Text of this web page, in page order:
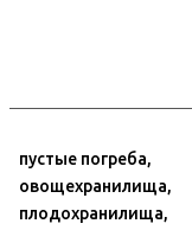
пустые погреба,
овощехранилища,
плодохранилища,